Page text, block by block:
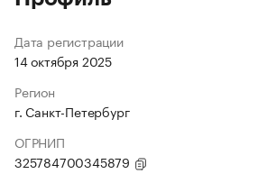
Дата регистрации
14 октября 2025
Регион
г. Санкт-Петербург
ОГРНИП
325784700345879